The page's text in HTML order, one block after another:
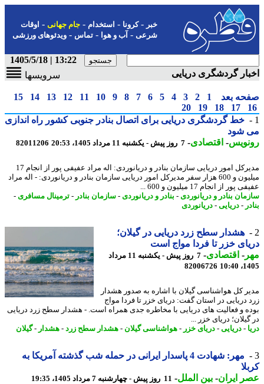
-کرونا-استخدام- جام جهانی-اوقات
شرعی-آب و هوا-تماس-ویدئوهای ورزشی
13:22 | 1405/5/18
گردشگری دریایی
سرویسها
بعد 1
2
3
4
5
6
7
8
9
10
11
12
13
14
15
17
18
19
20
خط گردشگری دریایی برای اتصال بنادر جنوبی کشور راه اندازی
شود
-اقتصادی-7 روز پیش - یکشنبه 11 مرداد 1405، 20:53 82011206
مدیرکل امور دریایی سازمان بنادر و دریانوردی: اله مراد عفیفی پور از انجام 17
میلیون و 600 هزار سفر مدیرکل امور دریایی سازمان بنادر و دریانوردی: - اله مراد
از انجام 17 میلیون و 600 ...
بنادر و دریانوردی-بنادر و دریانوردی-سازمان بنادر -ترمینال مسافری-
-دریایی -دریانوردی
هشدار سطح زرد دریایی در گیلان؛
خزر تا فردا مواج است
-اقتصادی-
7 روز پیش - یکشنبه 11 مرداد
82006726
کل هواشناسی گیلان با اشاره به صدور هشدار
دریایی در استان گفت: دریای خزر تا فردا مواج
و فعالیت های دریایی با مخاطره جدی همراه است. - هشدار سطح زرد دریایی
دریای خزر ...
-دریایی -دریای خزر -هواشناسی گیلان-هشدار سطح زرد- هشدار-گیلان
مهر: شهادت 4 پاسدار ایرانی در حمله شب گذشته آمریکا به
ایران- بین الملل-11 روز پیش - چهارشنبه 7 مرداد 1405، 19:35